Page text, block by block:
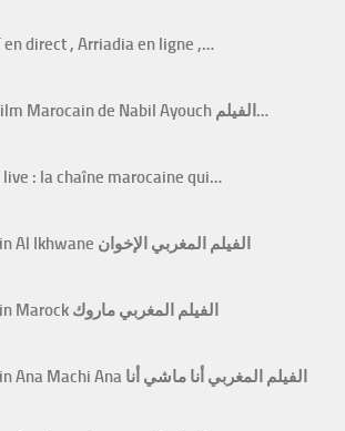
en direct , Arriadia en ligne ,…
Zin Li Fik Le film Marocain de Nabil Ayouch الفيلم…
: la chaîne marocaine qui…
Film marocain Al Ikhwane الفيلم المغربي الإخوان
Film Marocain Marock الفيلم المغربي ماروك
Film marocain Ana Machi Ana الفيلم المغربي أنا ماشي أنا